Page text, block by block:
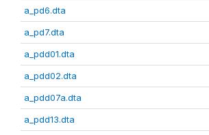
a_pd6.dta
a_pd7.dta
a_pdd01.dta
a_pdd02.dta
a_pdd07a.dta
a_pdd13.dta